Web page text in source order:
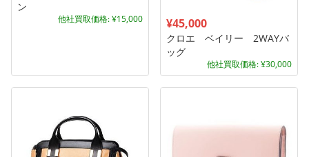
ン
他社買取価格: ¥15,000 ¥45,000
クロエ ベイリー 2WAYバ
ッグ
他社買取価格: ¥30,000